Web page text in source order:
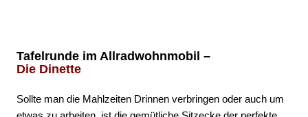
Tafelrunde im Allradwohnmobil –
Die Dinette
Sollte man die Mahlzeiten Drinnen verbringen oder auch um